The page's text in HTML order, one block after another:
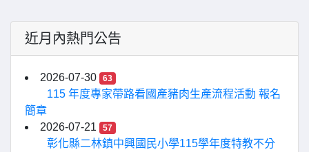
近月內熱門公告
2026-07-30 63
115 年度專家帶路看國產豬肉生產流程活動 報名
簡章
2026-07-21
57
彰化縣二林鎮中興國民小學115學年度特教不分